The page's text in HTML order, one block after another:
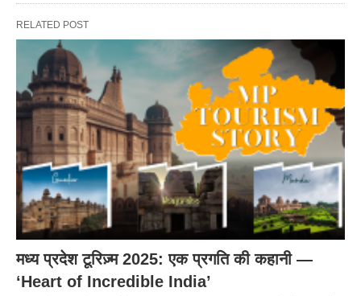
RELATED POST
मध्य प्रदेश टूरिज़्म 2025: एक प्रगति की कहानी —
‘Heart of Incredible India’